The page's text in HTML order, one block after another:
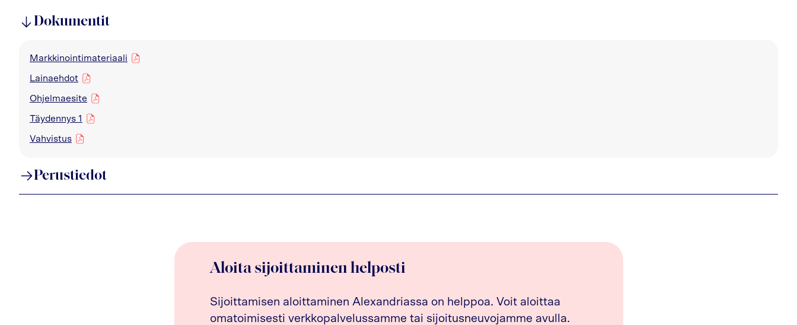
Dokumentit
Markkinointimateriaali
pdf
Lainaehdot
pdf
Ohjelmaesite
pdf
Täydennys 1
pdf
Vahvistus
pdf
Perustiedot
Aloita sijoittaminen helposti
Sijoittamisen aloittaminen Alexandriassa on helppoa. Voit aloittaa
omatoimisesti verkkopalvelussamme tai sijoitusneuvojamme avulla.